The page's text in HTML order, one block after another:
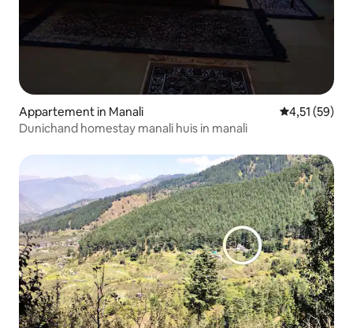
Appartement in Manali Gemiddelde
4,51 (59)
Dunichand homestay manali huis in manali